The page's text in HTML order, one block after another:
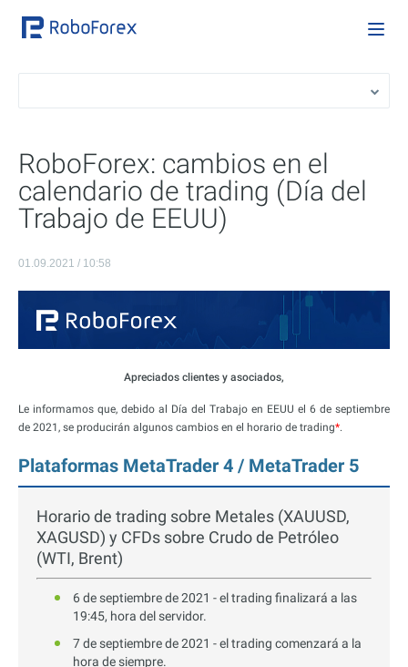
RoboForex: cambios en el
calendario de trading (Día del
Trabajo de EEUU)
01.09.2021 / 10:58
Apreciados clientes y asociados,
Le informamos que, debido al Día del Trabajo en EEUU el 6 de septiembre
de 2021, se producirán algunos cambios en el horario de trading*.
Plataformas MetaTrader 4 / MetaTrader 5
Horario de trading sobre Metales (XAUUSD,
XAGUSD) y CFDs sobre Crudo de Petróleo
(WTI, Brent)
6 de septiembre de 2021 - el trading finalizará a las
19:45, hora del servidor.
7 de septiembre de 2021 - el trading comenzará a la
hora de siempre.